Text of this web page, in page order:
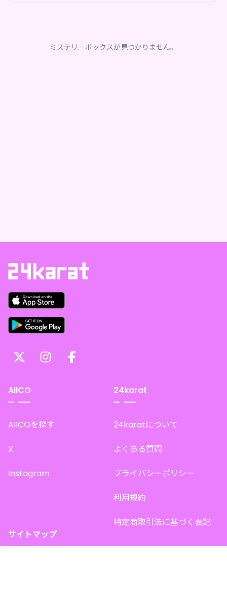
ミステリーボックスが見つかりません。
AIICO
AIICOを探す
X
Instagram
24karat
24karatについて
よくある質問
プライバシーポリシー
利用規約
特定商取引法に基づく表記
サイトマップ